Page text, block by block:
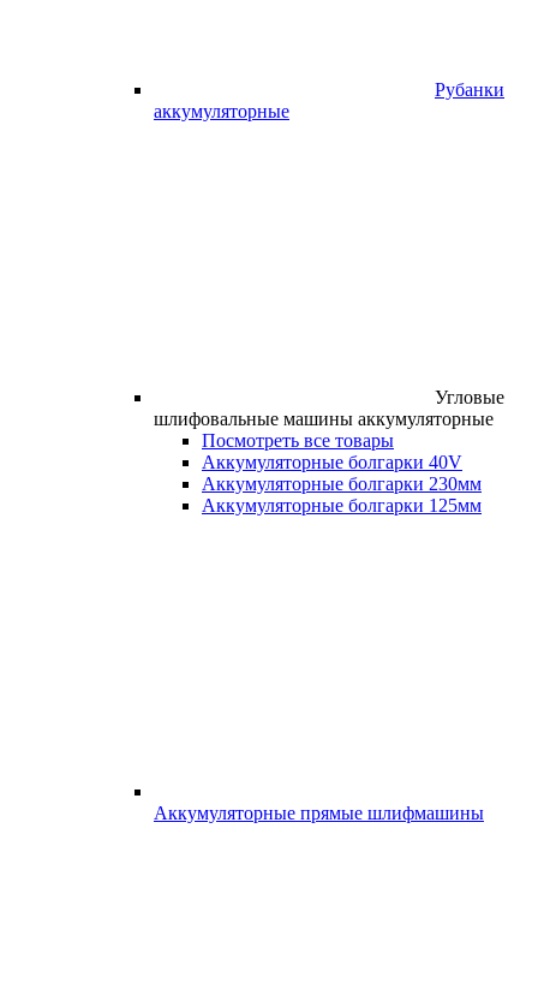
Рубанки
аккумуляторные
Угловые
шлифовальные машины аккумуляторные
Посмотреть все товары
Аккумуляторные болгарки 40V
Аккумуляторные болгарки 230мм
Аккумуляторные болгарки 125мм
Аккумуляторные прямые шлифмашины